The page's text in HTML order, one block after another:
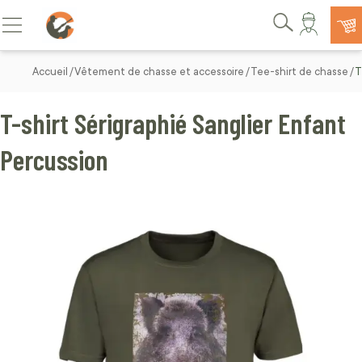
Allez au contenu
Basculer la navigation
Rechercher
Accueil Vêtement de chasse et accessoire Tee-shirt de chasse
T-shirt Sérigraphié Sanglier Enfant
Percussion